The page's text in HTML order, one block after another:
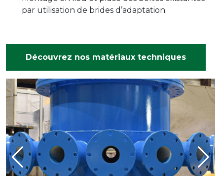
par utilisation de brides d’adaptation.
Découvrez nos matériaux techniques